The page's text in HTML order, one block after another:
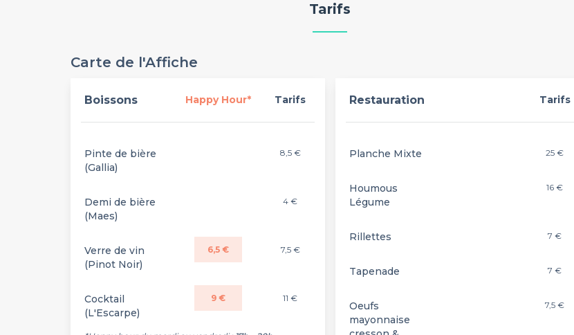
Tarifs
Carte de l'Affiche
Boissons Happy Hour* Tarifs
Pinte de bière
(Gallia)
8,5 €
Demi de bière
(Maes)
4 €
Verre de vin
(Pinot Noir)
6,5 € 7,5 €
Cocktail
(L'Escarpe)
9 € 11 €
Restauration Tarifs
Planche Mixte 25 €
Houmous
Légume
16 €
Rillettes 7 €
Tapenade 7 €
Oeufs
mayonnaise
7,5 €